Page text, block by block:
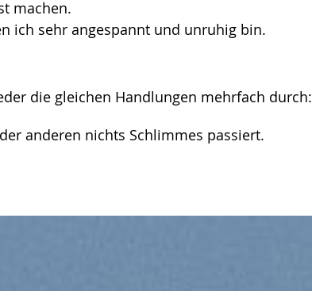
machen.
ich sehr angespannt und unruhig bin.
die gleichen Handlungen mehrfach durch:
anderen nichts Schlimmes passiert.